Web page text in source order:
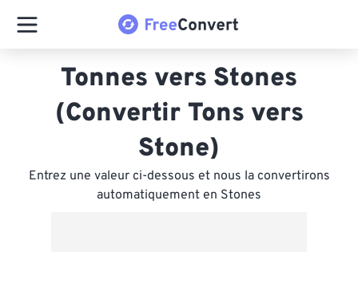
Tonnes vers Stones
(Convertir Tons vers
Stone)
Entrez une valeur ci-dessous et nous la convertirons
automatiquement en Stones